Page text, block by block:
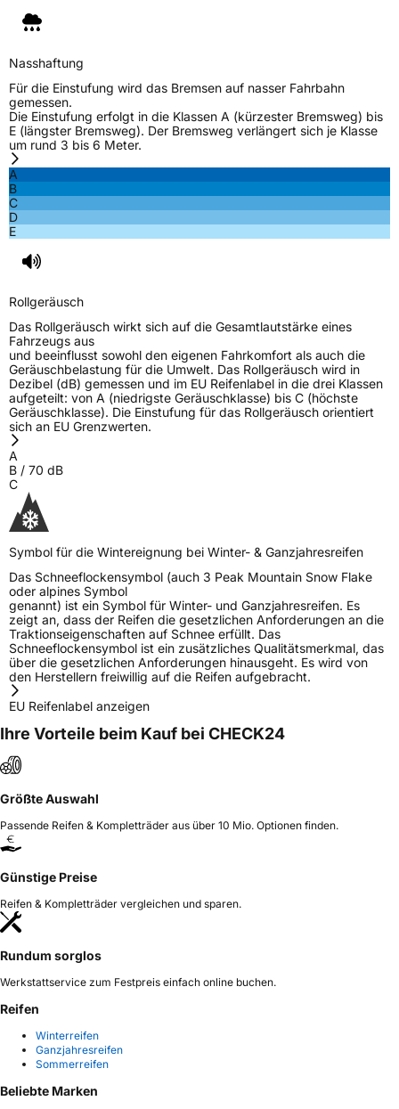
Zustand
M+SJa
VerstärktXL
EU Label
Rollgeräusch (Klasse)
Rollgeräusch (dB)
Fahrzeugklasse C1
3PMSF / Schneeflockensymbol / Alpine-SymbolJa
EisgripNein
EPREL ID
Allgemeine Produktsicherheit (GPSR)
Herstellerkontakt
Ferrand Frankreich, contact@tc.michelin.eu
Nasshaftung
Für die Einstufung wird das Bremsen auf nasser Fahrbahn
gemessen.
Die Einstufung erfolgt in die Klassen A (kürzester Bremsweg) bis
E (längster Bremsweg). Der Bremsweg verlängert sich je Klasse
um rund 3 bis 6 Meter.
A
B
C
D
E
Rollgeräusch
Das Rollgeräusch wirkt sich auf die Gesamtlautstärke eines
Fahrzeugs aus
und beeinflusst sowohl den eigenen Fahrkomfort als auch die
Geräuschbelastung für die Umwelt. Das Rollgeräusch wird in
Dezibel (dB) gemessen und im EU Reifenlabel in die drei Klassen
aufgeteilt: von A (niedrigste Geräuschklasse) bis C (höchste
Geräuschklasse). Die Einstufung für das Rollgeräusch orientiert
sich an EU Grenzwerten.
A
B / 70 dB
C
Symbol für die Wintereignung bei Winter- & Ganzjahresreifen
Das Schneeflockensymbol (auch 3 Peak Mountain Snow Flake
oder alpines Symbol
genannt) ist ein Symbol für Winter- und Ganzjahresreifen. Es
zeigt an, dass der Reifen die gesetzlichen Anforderungen an die
Traktionseigenschaften auf Schnee erfüllt. Das
Schneeflockensymbol ist ein zusätzliches Qualitätsmerkmal, das
über die gesetzlichen Anforderungen hinausgeht. Es wird von
den Herstellern freiwillig auf die Reifen aufgebracht.
EU Reifenlabel anzeigen
Ihre Vorteile beim Kauf bei CHECK24
Größte Auswahl
Passende Reifen & Kompletträder aus über 10 Mio. Optionen finden.
Günstige Preise
Reifen & Kompletträder vergleichen und sparen.
Rundum sorglos
Werkstattservice zum Festpreis einfach online buchen.
Reifen
Winterreifen
Ganzjahresreifen
Sommerreifen
Beliebte Marken